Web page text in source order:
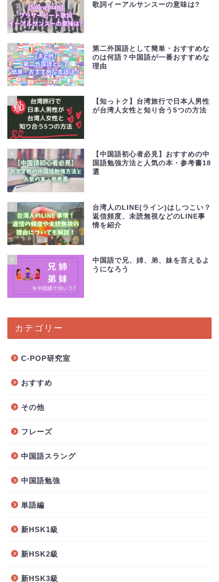
歌詞イーアルサンスーの意味は?
4
第二外国語として簡単・おすすめな
のは何語？中国語が一番おすすめな
理由
5
【知っトク】台湾旅行で日本人男性
が台湾人女性と知り合う5つの方法
6
【中国語初心者必見】おすすめの中
国語勉強方法と人気の本・参考書18
選
7
台湾人のLINE(ライン)はしつこい？
返信頻度、未読無視などのLINE事
情を紹介
8
中国語で兄、姉、弟、妹を言えるよ
うになろう
カテゴリー
C-POP研究室
おすすめ
その他
フレーズ
中国語スラング
中国語勉強
単語編
新HSK1級
新HSK2級
新HSK3級